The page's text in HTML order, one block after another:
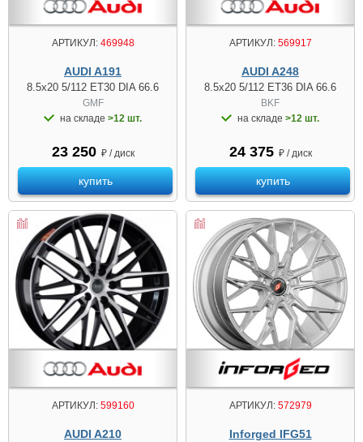
АРТИКУЛ:469948
AUDI A191
8.5x20 5/112 ET30 DIA 66.6
GMF
на складе >12 шт.
23 250 ₽ / диск
купить
АРТИКУЛ:569917
AUDI A248
8.5x20 5/112 ET36 DIA 66.6
BKF
на складе >12 шт.
24 375 ₽ / диск
купить
АРТИКУЛ:599160
AUDI A210
АРТИКУЛ:572979
Inforged IFG51